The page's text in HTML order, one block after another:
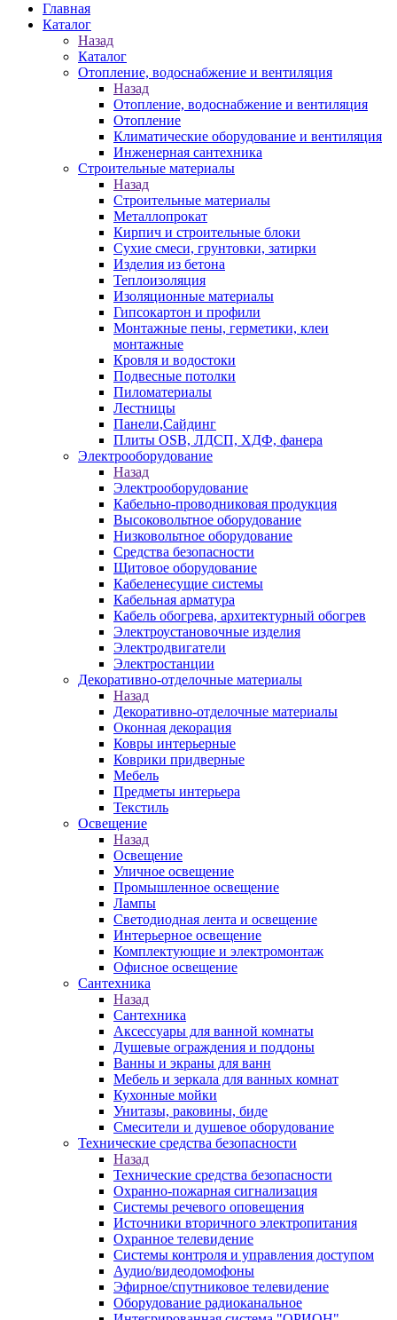
Главная
Каталог
Назад
Каталог
Отопление, водоснабжение и вентиляция
Назад
Отопление, водоснабжение и вентиляция
Отопление
Климатические оборудование и вентиляция
Инженерная сантехника
Строительные материалы
Назад
Строительные материалы
Металлопрокат
Кирпич и строительные блоки
Сухие смеси, грунтовки, затирки
Изделия из бетона
Теплоизоляция
Изоляционные материалы
Гипсокартон и профили
Монтажные пены, герметики, клеи
монтажные
Кровля и водостоки
Подвесные потолки
Пиломатериалы
Лестницы
Панели,Сайдинг
Плиты OSB, ЛДСП, ХДФ, фанера
Электрооборудование
Назад
Электрооборудование
Кабельно-проводниковая продукция
Высоковольтное оборудование
Низковольтное оборудование
Средства безопасности
Щитовое оборудование
Кабеленесущие системы
Кабельная арматура
Кабель обогрева, архитектурный обогрев
Электроустановочные изделия
Электродвигатели
Электростанции
Декоративно-отделочные материалы
Назад
Декоративно-отделочные материалы
Оконная декорация
Ковры интерьерные
Коврики придверные
Мебель
Предметы интерьера
Текстиль
Освещение
Назад
Освещение
Уличное освещение
Промышленное освещение
Лампы
Светодиодная лента и освещение
Интерьерное освещение
Комплектующие и электромонтаж
Офисное освещение
Сантехника
Назад
Сантехника
Аксессуары для ванной комнаты
Душевые ограждения и поддоны
Ванны и экраны для ванн
Мебель и зеркала для ванных комнат
Кухонные мойки
Унитазы, раковины, биде
Смесители и душевое оборудование
Технические средства безопасности
Назад
Технические средства безопасности
Охранно-пожарная сигнализация
Системы речевого оповещения
Источники вторичного электропитания
Охранное телевидение
Системы контроля и управления доступом
Аудио/видеодомофоны
Эфирное/спутниковое телевидение
Оборудование радиоканальное